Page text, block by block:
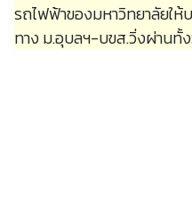
รถไฟฟ้าของมหาวิทยาลัยให้
ทาง ม.อุบลฯ-บขส.วิ่งผ่านทั้